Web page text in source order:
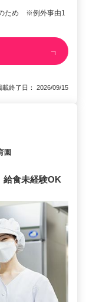
のため ※例外事由1
終了日： 2026/09/15
園
給食未経験OK